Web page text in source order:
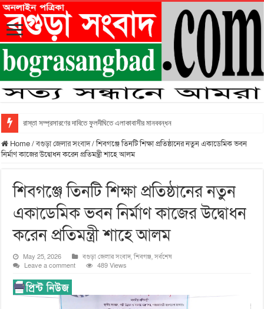
রাস্তা সম্প্রসারণের দাবিতে ফুলদীঘিতে এলাকাবাসীর মানববন্ধন
Home/বগুড়া জেলার সংবাদ/শিবগঞ্জে তিনটি শিক্ষা প্রতিষ্ঠানের নতুন একাডেমিক ভবন
নির্মাণ কাজের উদ্বোধন করেন প্রতিমন্ত্রী শাহে আলম
শিবগঞ্জে তিনটি শিক্ষা প্রতিষ্ঠানের নতুন
একাডেমিক ভবন নির্মাণ কাজের উদ্বোধন
করেন প্রতিমন্ত্রী শাহে আলম
May 25, 2026 বগুড়া জেলার সংবাদ,শিবগঞ্জ,সর্বশেষ
Leave a comment
489 Views